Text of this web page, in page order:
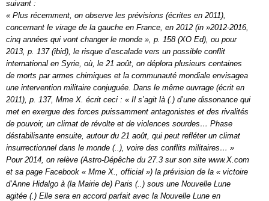
suivant :
« Plus récemment, on observe les prévisions (écrites en 2011),
concernant le virage de la gauche en France, en 2012 (in »2012-2016,
cinq années qui vont changer le monde », p. 158 (XO Ed), ou pour
2013, p. 137 (ibid), le risque d’escalade vers un possible conflit
international en Syrie, où, le 21 août, on déplora plusieurs centaines
de morts par armes chimiques et la communauté mondiale envisagea
une intervention militaire conjuguée. Dans le même ouvrage (écrit en
2011), p. 137, Mme X. écrit ceci : « Il s’agit là (.) d’une dissonance qui
met en exergue des forces puissamment antagonistes et des rivalités
de pouvoir, un climat de révolte et de violences sourdes… Phase
déstabilisante ensuite, autour du 21 août, qui peut refléter un climat
insurrectionnel dans le monde (..), voire des conflits militaires… »
Pour 2014, on relève (Astro-Dépêche du 27.3 sur son site www.X.com
et sa page Facebook « Mme X., official ») la prévision de la « victoire
d’Anne Hidalgo à (la Mairie de) Paris (..) sous une Nouvelle Lune
agitée (.) Elle sera en accord parfait avec la Nouvelle Lune en